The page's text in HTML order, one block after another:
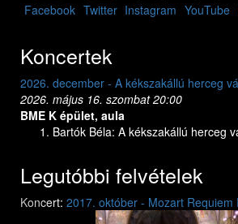
Facebook Twitter Instagram YouTube
Koncertek
2026. december - A kékszakállú herceg
2026. május 16. szombat 20:00
BME K épület, aula
Bartók Béla: A kékszakállú herceg
Legutóbbi felvételek
Koncert: 2017. október - Mozart Requiem
Previous